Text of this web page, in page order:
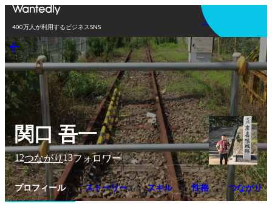
400万人が利用するビジネスSNS
アプリを使う
関口 吾一
12つながり13フォロワー
プロフィール ストーリー スキル 性格 つながり